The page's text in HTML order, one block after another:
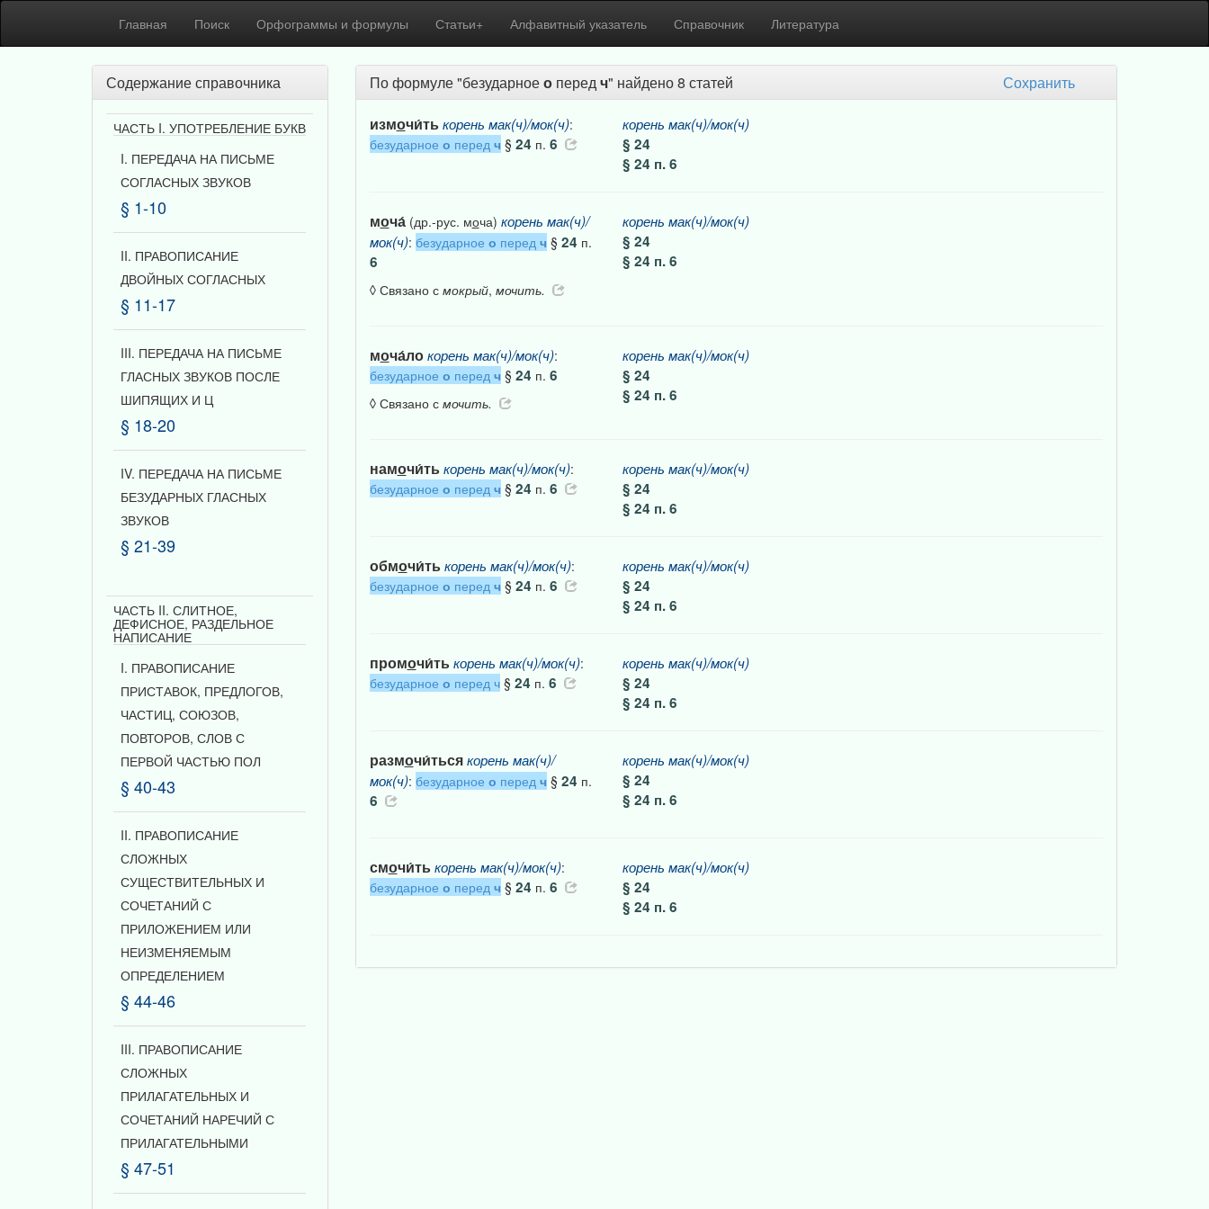
Главная Поиск Орфограммы и формулы Статьи+ Алфавитный указатель Справочник Литература
Содержание справочника
ЧАСТЬ I. УПОТРЕБЛЕНИЕ БУКВ
I. ПЕРЕДАЧА НА ПИСЬМЕ
СОГЛАСНЫХ ЗВУКОВ
§ 1-10
II. ПРАВОПИСАНИЕ
ДВОЙНЫХ СОГЛАСНЫХ
§ 11-17
III. ПЕРЕДАЧА НА ПИСЬМЕ
ГЛАСНЫХ ЗВУКОВ ПОСЛЕ
ШИПЯЩИХ И Ц
§ 18-20
IV. ПЕРЕДАЧА НА ПИСЬМЕ
БЕЗУДАРНЫХ ГЛАСНЫХ
ЗВУКОВ
§ 21-39
ЧАСТЬ II. СЛИТНОЕ,
ДЕФИСНОЕ, РАЗДЕЛЬНОЕ
НАПИСАНИЕ
I. ПРАВОПИСАНИЕ
ПРИСТАВОК, ПРЕДЛОГОВ,
ЧАСТИЦ, СОЮЗОВ,
ПОВТОРОВ, СЛОВ С
ПЕРВОЙ ЧАСТЬЮ ПОЛ
§ 40-43
II. ПРАВОПИСАНИЕ
СЛОЖНЫХ
СУЩЕСТВИТЕЛЬНЫХ И
СОЧЕТАНИЙ С
ПРИЛОЖЕНИЕМ ИЛИ
НЕИЗМЕНЯЕМЫМ
ОПРЕДЕЛЕНИЕМ
§ 44-46
III. ПРАВОПИСАНИЕ
СЛОЖНЫХ
ПРИЛАГАТЕЛЬНЫХ И
СОЧЕТАНИЙ НАРЕЧИЙ С
ПРИЛАГАТЕЛЬНЫМИ
§ 47-51
По формуле "безударноеопередч" найдено 8 статей
Сохранить
измочи́ть корень мак(ч)/мок(ч):
безударное о перед ч § 24 п. 6
корень мак(ч)/мок(ч)
§ 24
§ 24 п. 6
моча́(др.-рус. моча) корень мак(ч)/
мок(ч): безударное о перед ч § 24 п.
6
◊ Связано с мокрый, мочить.
корень мак(ч)/мок(ч)
§ 24
§ 24 п. 6
моча́ло корень мак(ч)/мок(ч):
безударное о перед ч § 24 п. 6
◊ Связано с мочить.
корень мак(ч)/мок(ч)
§ 24
§ 24 п. 6
намочи́ть корень мак(ч)/мок(ч):
безударное о перед ч § 24 п. 6
корень мак(ч)/мок(ч)
§ 24
§ 24 п. 6
обмочи́ть корень мак(ч)/мок(ч):
безударное о перед ч § 24 п. 6
корень мак(ч)/мок(ч)
§ 24
§ 24 п. 6
промочи́ть корень мак(ч)/мок(ч):
безударное о перед ч§ 24 п. 6
корень мак(ч)/мок(ч)
§ 24
§ 24 п. 6
размочи́ться корень мак(ч)/
мок(ч): безударное о перед ч § 24 п.
6
корень мак(ч)/мок(ч)
§ 24
§ 24 п. 6
смочи́ть корень мак(ч)/мок(ч):
безударное о перед ч § 24 п. 6
корень мак(ч)/мок(ч)
§ 24
§ 24 п. 6